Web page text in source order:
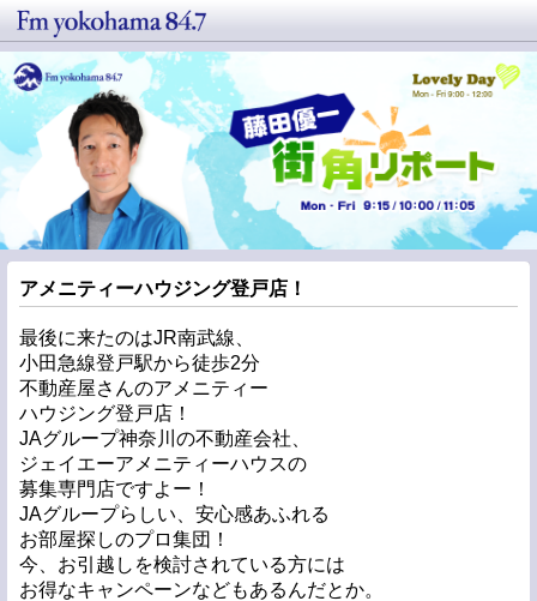
アメニティーハウジング登戸店！
最後に来たのはJR南武線、
小田急線登戸駅から徒歩2分
不動産屋さんのアメニティー
ハウジング登戸店！
JAグループ神奈川の不動産会社、
ジェイエーアメニティーハウスの
募集専門店ですよー！
JAグループらしい、安心感あふれる
お部屋探しのプロ集団！
今、お引越しを検討されている方には
お得なキャンペーンなどもあるんだとか。